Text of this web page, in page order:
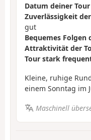
Datum deiner Tour
Zuverlässigkeit
gut
Bequemes Folgen
Attraktivität der
Tour stark
Kleine, ruhige
einem Sonntag im
Maschinell